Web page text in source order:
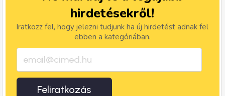
hirdetésekről!
Iratkozz fel, hogy jelezni tudjunk ha új hirdetést adnak fel
ebben a kategóriában.
Feliratkozás